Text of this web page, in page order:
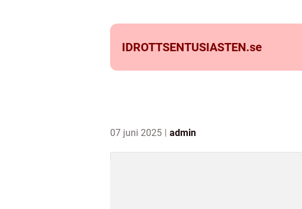
IDROTTSENTUSIASTEN.se
07 juni 2025 admin